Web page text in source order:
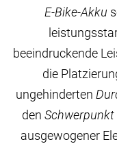
E-Bike-Akku
beeindruckende
die
ungehinderten
den Schwerpunkt
ausgewogener